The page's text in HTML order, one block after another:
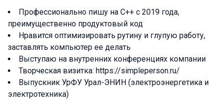
Профессионально пишу на C++ с 2019 года,
преимущественно продуктовый код
Нравится оптимизировать рутину и глупую работу,
заставлять компьютер ее делать
Выступаю на внутренних конференциях компании
Творческая визитка: https://simpleperson.ru/
Выпускник УрФУ Урал-ЭНИН (электроэнергетика и
электротехника)